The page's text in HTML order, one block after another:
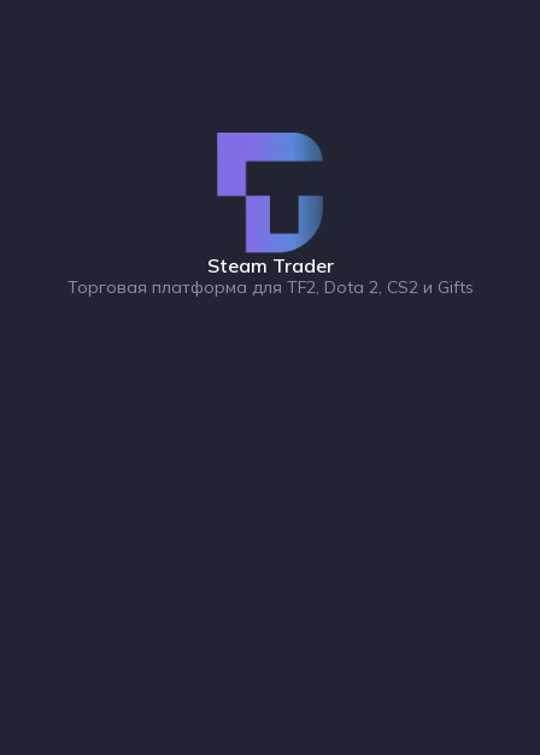
Steam Trader
Торговая платформа для TF2, Dota 2, CS2 и Gifts